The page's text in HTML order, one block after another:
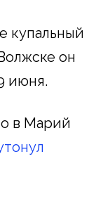
купальный
он
июня.
в Марий